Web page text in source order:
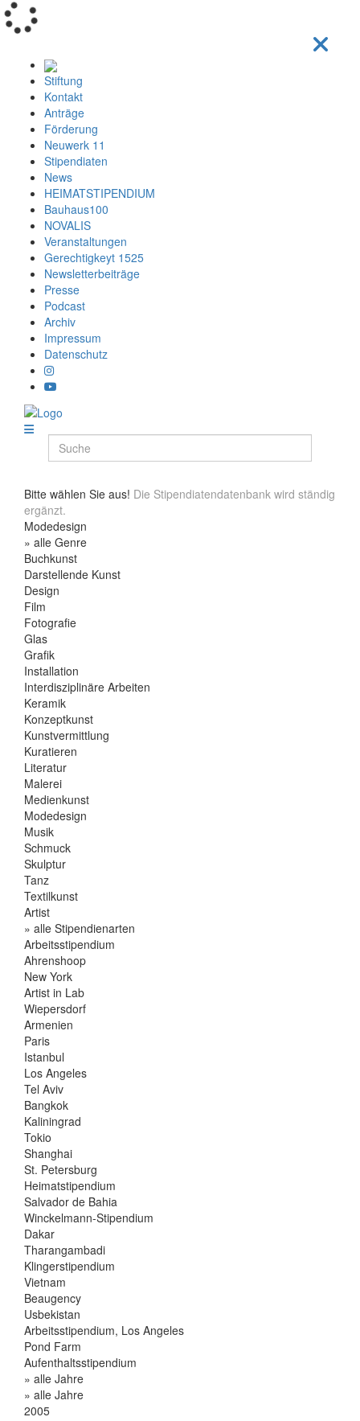
Stiftung
Kontakt
Anträge
Förderung
Neuwerk 11
Stipendiaten
News
HEIMATSTIPENDIUM
Bauhaus100
NOVALIS
Veranstaltungen
Gerechtigkeyt 1525
Newsletterbeiträge
Presse
Podcast
Archiv
Impressum
Datenschutz
Bitte wählen Sie aus! Die Stipendiatendatenbank wird ständig
ergänzt.
Modedesign
» alle Genre
Buchkunst
Darstellende Kunst
Design
Film
Fotografie
Glas
Grafik
Installation
Interdisziplinäre Arbeiten
Keramik
Konzeptkunst
Kunstvermittlung
Kuratieren
Literatur
Malerei
Medienkunst
Modedesign
Musik
Schmuck
Skulptur
Tanz
Textilkunst
Artist
» alle Stipendienarten
Arbeitsstipendium
Ahrenshoop
New York
Artist in Lab
Wiepersdorf
Armenien
Paris
Istanbul
Los Angeles
Tel Aviv
Bangkok
Kaliningrad
Tokio
Shanghai
St. Petersburg
Heimatstipendium
Salvador de Bahia
Winckelmann-Stipendium
Dakar
Tharangambadi
Klingerstipendium
Vietnam
Beaugency
Usbekistan
Arbeitsstipendium, Los Angeles
Pond Farm
Aufenthaltsstipendium
» alle Jahre
» alle Jahre
2005